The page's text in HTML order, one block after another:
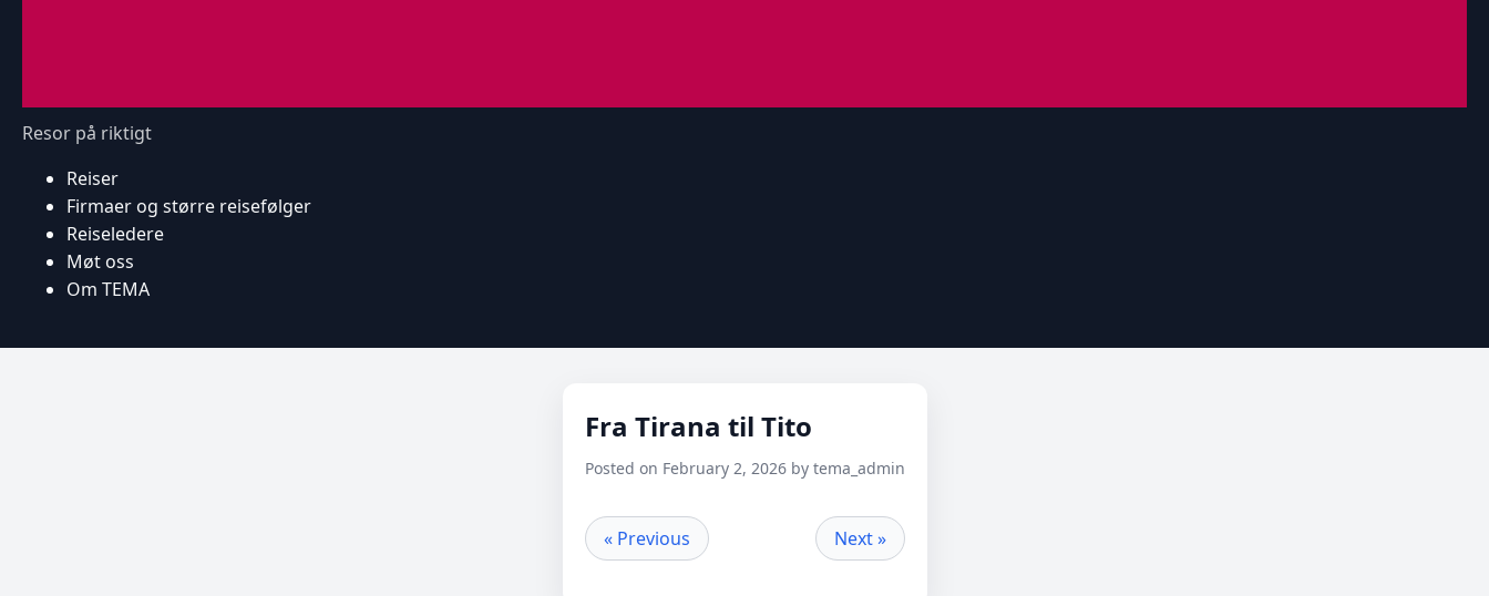
Resor på riktigt
Reiser
Firmaer og større reisefølger
Reiseledere
Møt oss
Om TEMA
Fra Tirana til Tito
Posted on February 2, 2026 by tema_admin
« Previous Next »